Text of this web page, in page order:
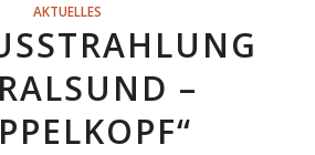
AKTUELLES
–